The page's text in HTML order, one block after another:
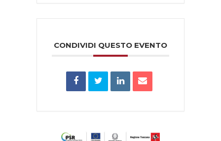
CONDIVIDI QUESTO EVENTO